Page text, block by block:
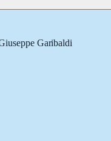
Garibaldi